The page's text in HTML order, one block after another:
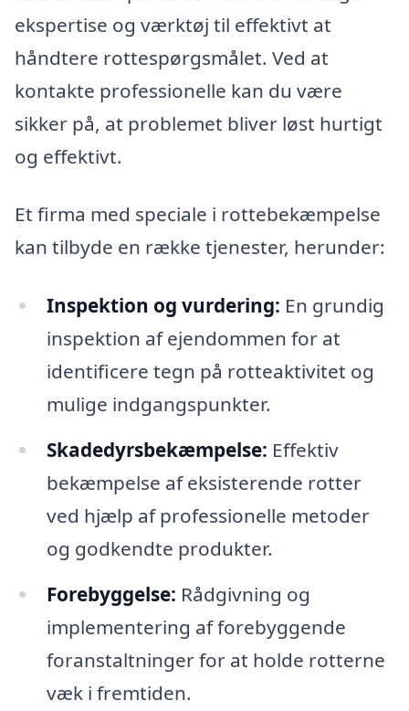
ekspertise og værktøj til effektivt at
håndtere rottespørgsmålet. Ved at
kontakte professionelle kan du være
sikker på, at problemet bliver løst hurtigt
og effektivt.
Et firma med speciale i rottebekæmpelse
kan tilbyde en række tjenester, herunder:
Inspektion og vurdering: En grundig
inspektion af ejendommen for at
identificere tegn på rotteaktivitet og
mulige indgangspunkter.
Skadedyrsbekæmpelse: Effektiv
bekæmpelse af eksisterende rotter
ved hjælp af professionelle metoder
og godkendte produkter.
Forebyggelse: Rådgivning og
implementering af forebyggende
foranstaltninger for at holde rotterne
væk i fremtiden.